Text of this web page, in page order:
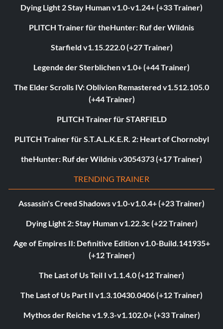
Dying Light 2 Stay Human v1.0-v1.24+ (+33 Trainer)
PLITCH Trainer für theHunter: Ruf der Wildnis
Starfield v1.15.222.0 (+27 Trainer)
Legende der Sterblichen v1.0+ (+44 Trainer)
The Elder Scrolls IV: Oblivion Remastered v1.512.105.0
(+44 Trainer)
PLITCH Trainer für STARFIELD
PLITCH Trainer für S.T.A.L.K.E.R. 2: Heart of Chornobyl
theHunter: Ruf der Wildnis v3054373 (+17 Trainer)
TRENDING TRAINER
Assassin's Creed Shadows v1.0-v1.0.4+ (+23 Trainer)
Dying Light 2: Stay Human v1.22.3c (+22 Trainer)
Age of Empires II: Definitive Edition v1.0-Build.141935+
(+12 Trainer)
The Last of Us Teil I v1.1.4.0 (+12 Trainer)
The Last of Us Part II v1.3.10430.0406 (+12 Trainer)
Mythos der Reiche v1.9.3-v1.102.0+ (+33 Trainer)